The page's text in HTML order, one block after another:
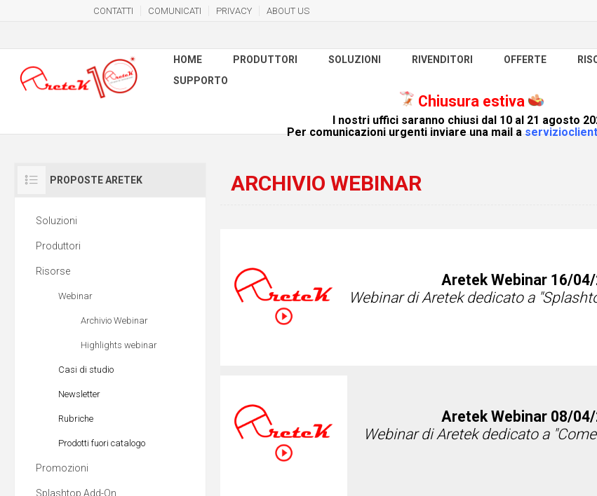
CONTATTI COMUNICATI PRIVACY ABOUT US
HOME PRODUTTORI SOLUZIONI RIVENDITORI OFFERTE
SUPPORTO
Chiusura estiva
I nostri uffici saranno chiusi dal 10 al 21 agosto
Per comunicazioni urgenti inviare una mail a
ARCHIVIO WEBINAR
Aretek Webinar 16/
Webinar di Aretek dedicato a
Aretek Webinar 08/
Webinar di Aretek dedicato a
PROPOSTE ARETEK
Soluzioni
Produttori
Risorse
Webinar
Archivio Webinar
Highlights webinar
Casi di studio
Newsletter
Rubriche
Prodotti fuori catalogo
Promozioni
Splashtop Add-On